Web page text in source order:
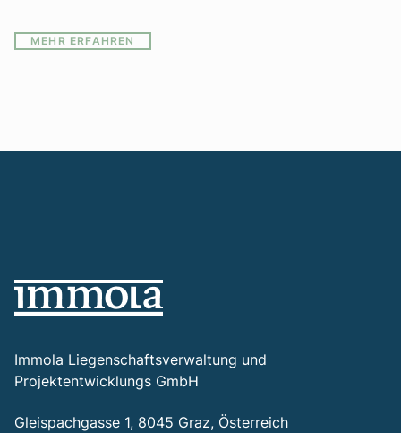
MEHR ERFAHREN
Immola Liegenschaftsverwaltung und
Projektentwicklungs GmbH
Gleispachgasse 1, 8045 Graz, Österreich